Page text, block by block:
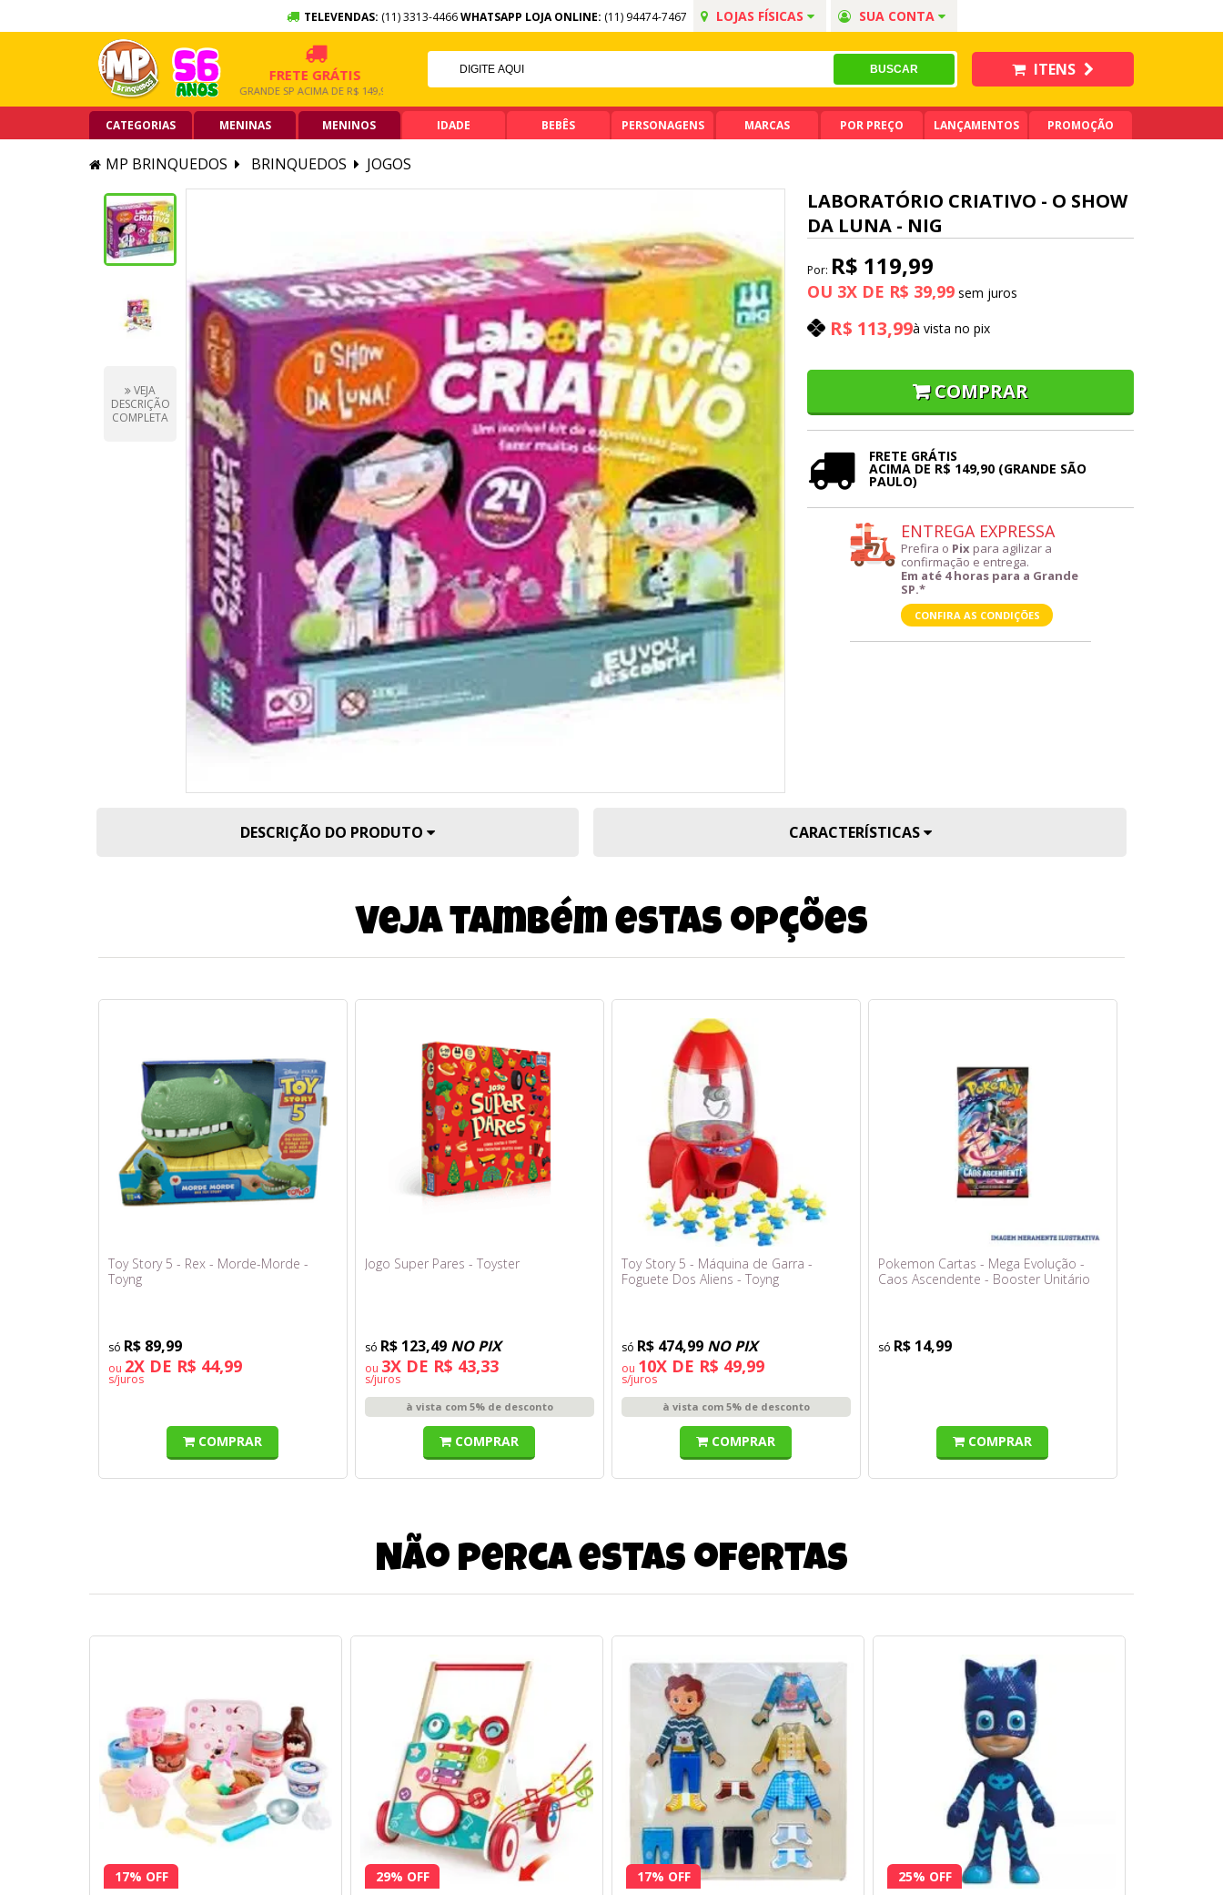
TELEVENDAS: (11) 3313-4466WHATSAPP LOJA ONLINE: (11) 94474-7467 LOJAS FÍSICAS SUA CONTA
10X SEM JUROS
NO CARTÃO DE CRÉDITO
FRETE GRÁTIS
GRANDE SP ACIMA DE R$ 149,90
5% OFF NO PIX
PIX ACIMA DE R$ 99,90
ITENS
CATEGORIAS MENINAS MENINOS IDADE BEBÊS PERSONAGENS MARCAS POR PREÇO LANÇAMENTOS PROMOÇÃO
MP BRINQUEDOS BRINQUEDOS JOGOS
VEJA
DESCRIÇÃO
COMPLETA
LABORATÓRIO CRIATIVO - O SHOW
DA LUNA - NIG
Por: R$ 119,99
OU 3X DE R$ 39,99
R$ 113,99à vista no pix
COMPRAR
FRETE GRÁTIS
ACIMA DE R$ 149,90 (GRANDE SÃO
PAULO)
ENTREGA EXPRESSA
Prefira o Pix para agilizar a
confirmação e entrega.
Em até 4 horas para a Grande
SP.*
CONFIRA AS CONDIÇÕES
DESCRIÇÃO DO PRODUTO CARACTERÍSTICAS
Veja também estas opções
Toy Story 5 - Rex - Morde-Morde -
Toyng
R$ 89,99
ou 2X DE R$ 44,99
s/juros
COMPRAR
Jogo Super Pares - Toyster
R$ 123,49 NO PIX
ou 3X DE R$ 43,33
s/juros
à vista com 5% de desconto
COMPRAR
Toy Story 5 - Máquina de Garra -
Foguete Dos Aliens - Toyng
R$ 474,99 NO PIX
ou 10X DE R$ 49,99
s/juros
à vista com 5% de desconto
COMPRAR
Pokemon Cartas - Mega Evolução -
Caos Ascendente - Booster Unitário
R$ 14,99
COMPRAR
Não perca estas ofertas
17% OFF
29% OFF
17% OFF
25% OFF